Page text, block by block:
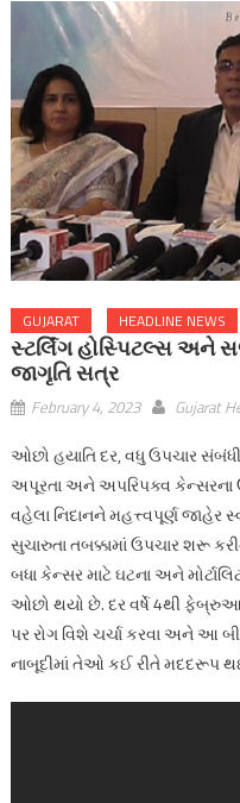
GUJARAT HEADLINE NEWS
સ્ટર્લિંગ હોસ્પિટલ્સ અને
જાગૃતિ સત્ર
February 4, 2023 Gujarat
ઓછો હયાતિ દર, વધુ ઉપચાર
અપૂરતા અને અપરિપક્વ કેન્સરના
વહેલા નિદાનને મહત્ત્વપૂર્ણ જાહેર
સુચારુતા તબક્કામાં ઉપચાર શરૂ
બધા કેન્સર માટે ઘટના અને
ઓછો થયો છે. દર વર્ષે 4થી
પર રોગ વિશે ચર્ચા કરવા અને આ
નાબૂદીમાં તેઓ કઈ રીતે મદદરૂપ